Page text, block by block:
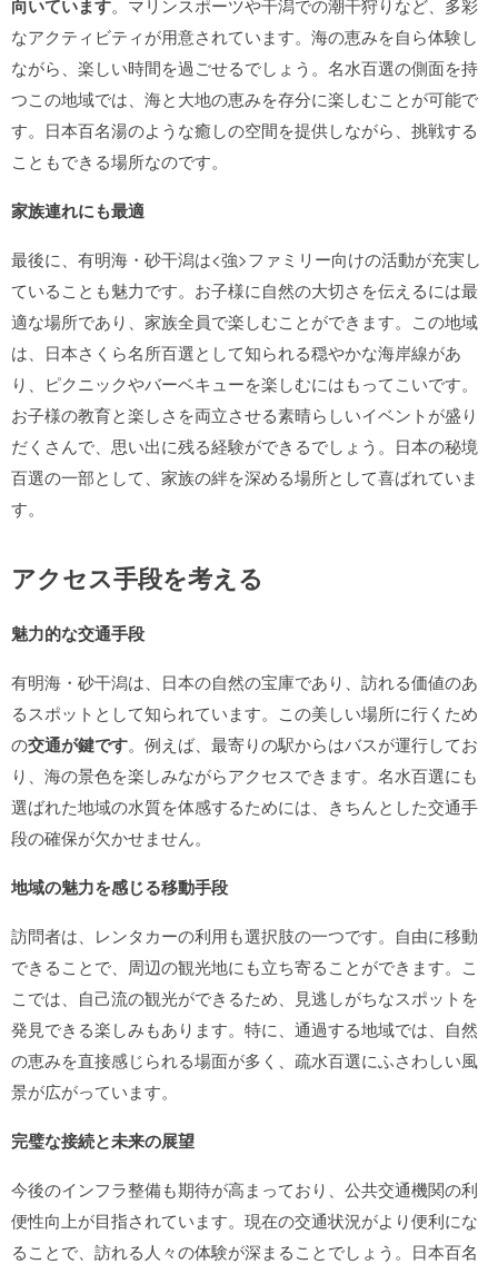
向いています。マリンスポーツや干潟での潮干狩りなど、多彩
なアクティビティが用意されています。海の恵みを自ら体験し
ながら、楽しい時間を過ごせるでしょう。名水百選の側面を持
つこの地域では、海と大地の恵みを存分に楽しむことが可能で
す。日本百名湯のような癒しの空間を提供しながら、挑戦する
こともできる場所なのです。
家族連れにも最適
最後に、有明海・砂干潟は<強>ファミリー向けの活動が充実し
ていることも魅力です。お子様に自然の大切さを伝えるには最
適な場所であり、家族全員で楽しむことができます。この地域
は、日本さくら名所百選として知られる穏やかな海岸線があ
り、ピクニックやバーベキューを楽しむにはもってこいです。
お子様の教育と楽しさを両立させる素晴らしいイベントが盛り
だくさんで、思い出に残る経験ができるでしょう。日本の秘境
百選の一部として、家族の絆を深める場所として喜ばれていま
す。
アクセス手段を考える
魅力的な交通手段
有明海・砂干潟は、日本の自然の宝庫であり、訪れる価値のあ
るスポットとして知られています。この美しい場所に行くため
の交通が鍵です。例えば、最寄りの駅からはバスが運行してお
り、海の景色を楽しみながらアクセスできます。名水百選にも
選ばれた地域の水質を体感するためには、きちんとした交通手
段の確保が欠かせません。
地域の魅力を感じる移動手段
訪問者は、レンタカーの利用も選択肢の一つです。自由に移動
できることで、周辺の観光地にも立ち寄ることができます。こ
こでは、自己流の観光ができるため、見逃しがちなスポットを
発見できる楽しみもあります。特に、通過する地域では、自然
の恵みを直接感じられる場面が多く、疏水百選にふさわしい風
景が広がっています。
完璧な接続と未来の展望
今後のインフラ整備も期待が高まっており、公共交通機関の利
便性向上が目指されています。現在の交通状況がより便利にな
ることで、訪れる人々の体験が深まることでしょう。日本百名